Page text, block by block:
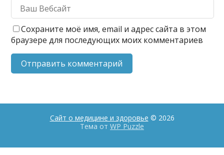
Сохраните моё имя, email и адрес сайта в этом
браузере для последующих моих комментариев
Сайт о медицине и здоровье © 2026
Тема от WP Puzzle